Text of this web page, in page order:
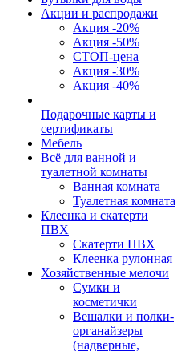
Акции и распродажи
Акция -20%
Акция -50%
СТОП-цена
Акция -30%
Акция -40%
Подарочные карты и
сертификаты
Мебель
Всё для ванной и
туалетной комнаты
Ванная комната
Туалетная комната
Клеенка и скатерти
ПВХ
Скатерти ПВХ
Клеенка рулонная
Хозяйственные мелочи
Сумки и
косметички
Вешалки и полки-
органайзеры
(надверные,